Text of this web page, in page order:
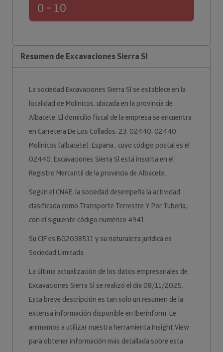
0 – 10
Resumen de Excavaciones Sierra Sl
La sociedad Excavaciones Sierra Sl se establece en la
localidad de Molinicos, ubicada en la provincia de
Albacete. El domicilio fiscal de la empresa se encuentra
en Carretera De Los Collados, 23, 02440. 02440,
Molinicos (albacete). España., cuyo código postal es el
02440. Excavaciones Sierra Sl está inscrita en el
Registro Mercantil de la provincia de Albacete.
Según el CNAE, la sociedad desempeña la actividad
clasificada como Transporte Terrestre Y Por Tubería,
con el siguiente código numérico 4941.
Su CIF es B02038511 y su naturaleza jurídica es
Sociedad Limitada.
La última actualización de los datos empresariales de
Excavaciones Sierra Sl se realizó el día 08/11/2025.
Esta breve descripción es tan solo un resumen de la
extensa información disponible en Iberinform. Le
animamos a utilizar nuestra herramienta Insight View
para obtener información más detallada sobre esta